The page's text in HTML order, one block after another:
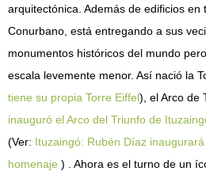
arquitectónica. Además de edificios en
Conurbano, está entregando a sus
monumentos históricos del mundo
escala levemente menor. Así nació la
tiene su propia Torre Eiffel), el Arco de
inauguró el Arco del Triunfo de
(Ver: Ituzaingó: Rubén Díaz
homenaje ) . Ahora es el turno de un